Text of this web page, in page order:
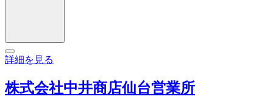
詳細を見る
株式会社中井商店仙台営業所